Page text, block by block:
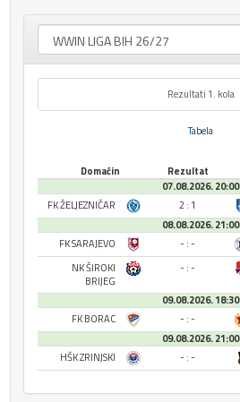
Rezultati 1. kola
Tabela
Domaćin Rezultat
07.08.2026. 20:00
FK ŽELJEZNIČAR
2 : 1
08.08.2026. 21:00
FK SARAJEVO
- : -
NK ŠIROKI
BRIJEG
- : -
09.08.2026. 18:30
FK BORAC
- : -
09.08.2026. 21:00
HŠK ZRINJSKI
- : -